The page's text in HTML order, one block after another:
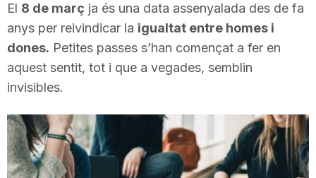
i
u
a
El 8 de març ja és una data assenyalada des de fa
anys per reivindicar la igualtat entre homes i
dones. Petites passes s’han començat a fer en
aquest sentit, tot i que a vegades, semblin
invisibles.